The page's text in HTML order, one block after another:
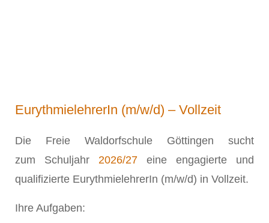
EurythmielehrerIn (m/w/d) – Vollzeit
Die Freie Waldorfschule Göttingen sucht
zum Schuljahr 2026/27 eine engagierte und
qualifizierte EurythmielehrerIn (m/w/d) in Vollzeit.
Ihre Aufgaben: